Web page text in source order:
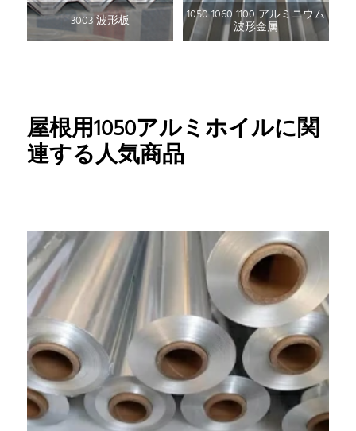
3003 波形板 1050 1060 1100 アルミニウム
波形金属
屋根用1050アルミホイルに関
連する人気商品